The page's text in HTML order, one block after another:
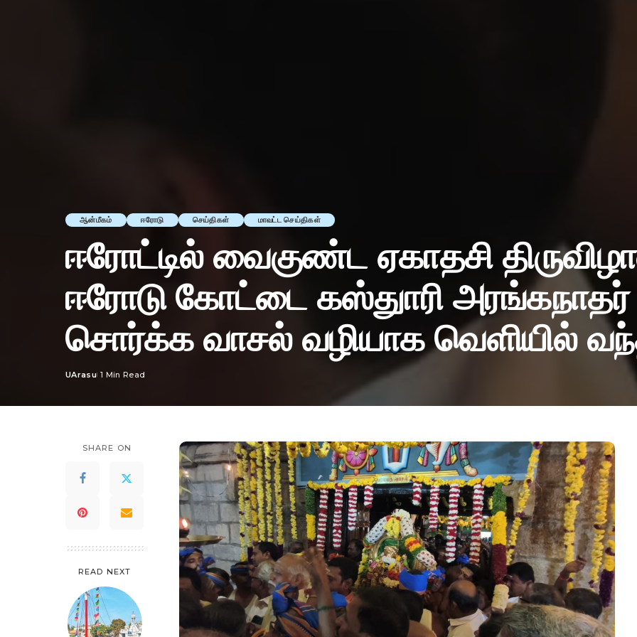
ஆன்மீகம் ஈரோடு செய்திகள் மாவட்ட செய்திகள்
ஈரோட்டில் வைகுண்ட ஏகாதசி
ஈரோடு கோட்டை கஸ்துாரி அரங்கநாதர்
சொர்க்க வாசல் வழியாக வெளியில்
Posted
UArasu 1 Min Read
SHARE ON
READ NEXT